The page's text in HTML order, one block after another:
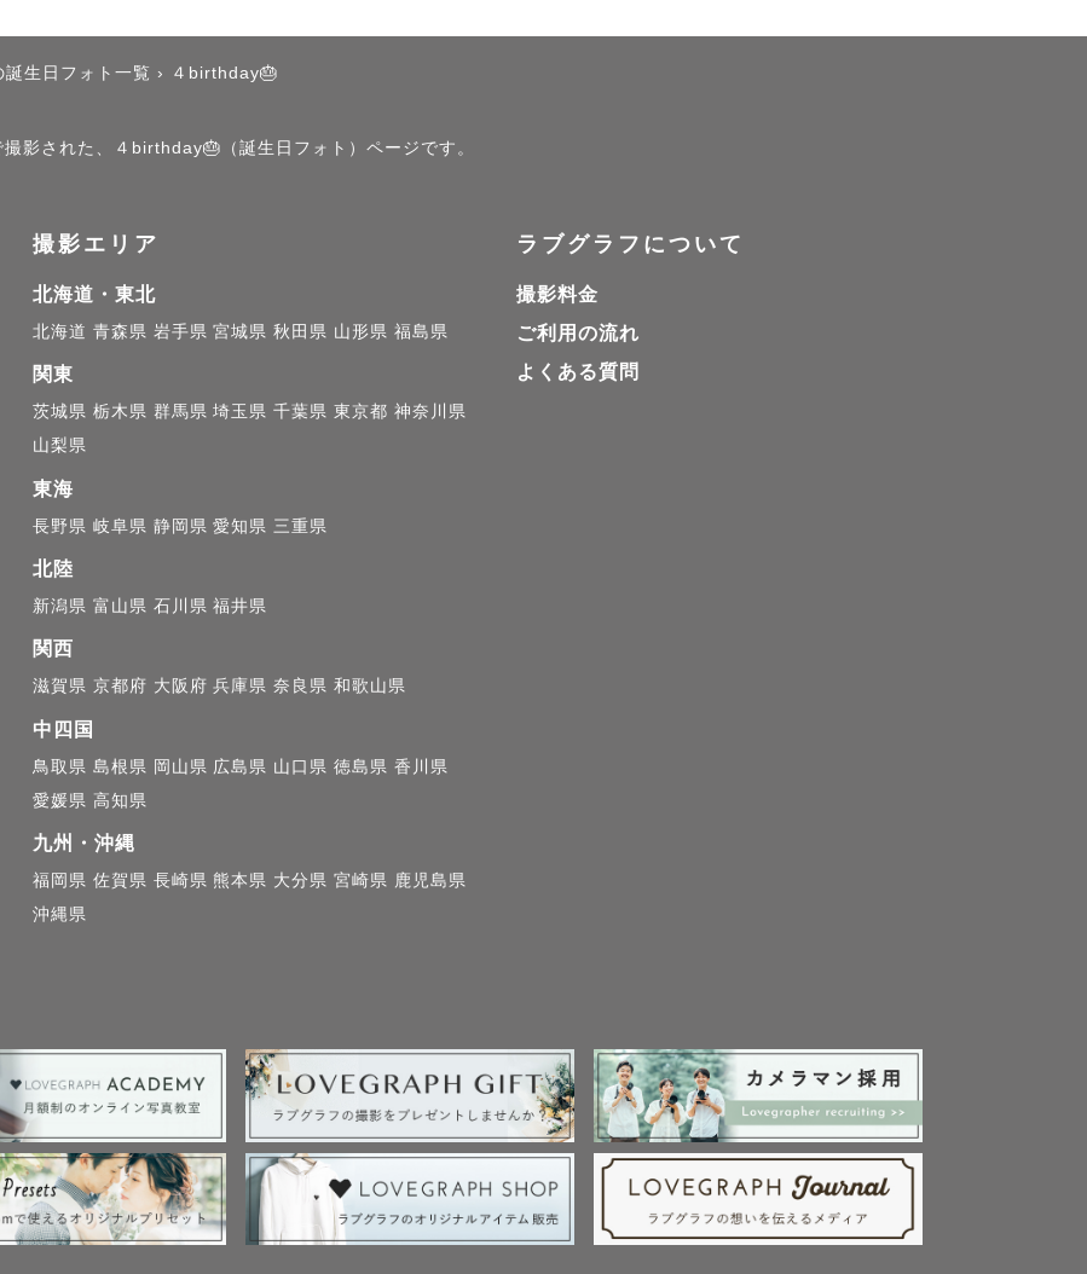
うに笑う日を、未来を一緒に作らせてください✨
ます。
がしたい、写真の雰囲気はこんな感じ、などなど、ご希望に添える
かり打ち合わせを行います。
セージでのやり取りはもちろん、ビデオ通話やzoomでの事前打
応しております。
の予定カレンダーに×が付いている日程も、撮影が可能な場合がご
軽に公式LINEよりお問い合わせください。
みいただきありがとうございます！
しい時間を過ごしながら、想い出に残る素敵な写真を育てましょ
誕生日フォト一覧 › ４birthday🎂
影された、４birthday🎂（誕生日フォト）ページです。
撮影エリア
北海道・東北
北海道 青森県 岩手県 宮城県 秋田県 山形県 福島県
関東
茨城県 栃木県 群馬県 埼玉県 千葉県 東京都 神奈川県
山梨県
東海
長野県 岐阜県 静岡県 愛知県 三重県
北陸
新潟県 富山県 石川県 福井県
関西
滋賀県 京都府 大阪府 兵庫県 奈良県 和歌山県
中四国
鳥取県 島根県 岡山県 広島県 山口県 徳島県 香川県
愛媛県 高知県
九州・沖縄
福岡県 佐賀県 長崎県 熊本県 大分県 宮崎県 鹿児島県
沖縄県
ラブグラフについて
撮影料金
ご利用の流れ
よくある質問